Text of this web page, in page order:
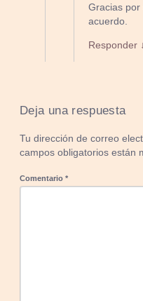
Gracias por
acuerdo.
Responder ↓
Deja una respuesta
Tu dirección de correo
campos obligatorios están
Comentario*